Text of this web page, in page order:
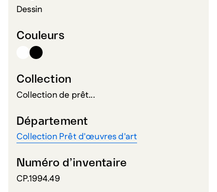
Dessin
Couleurs
Collection
Collection de prêt...
Département
Collection Prêt d'œuvres d'art
Numéro d’inventaire
CP.1994.49